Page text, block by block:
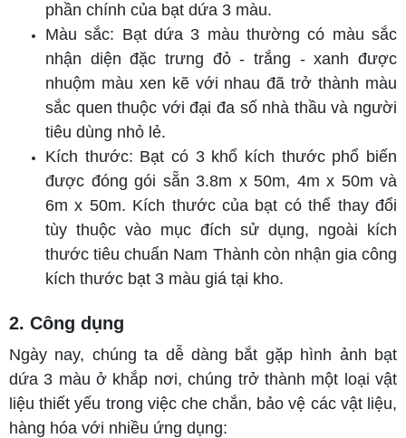
phần chính của bạt dứa 3 màu.
Màu sắc: Bạt dứa 3 màu thường có màu sắc
nhận diện đặc trưng đỏ - trắng - xanh được
nhuộm màu xen kẽ với nhau đã trở thành màu
sắc quen thuộc với đại đa số nhà thầu và người
tiêu dùng nhỏ lẻ.
Kích thước: Bạt có 3 khổ kích thước phổ biến
được đóng gói sẵn 3.8m x 50m, 4m x 50m và
6m x 50m. Kích thước của bạt có thể thay đổi
tùy thuộc vào mục đích sử dụng, ngoài kích
thước tiêu chuẩn Nam Thành còn nhận gia công
kích thước bạt 3 màu giá tại kho.
2. Công dụng
Ngày nay, chúng ta dễ dàng bắt gặp hình ảnh bạt
dứa 3 màu ở khắp nơi, chúng trở thành một loại vật
liệu thiết yếu trong việc che chắn, bảo vệ các vật liệu,
hàng hóa với nhiều ứng dụng: